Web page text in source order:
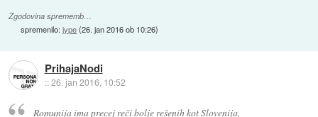
Zgodovina sprememb…
spremenilo:jype(26. jan 2016 ob 10:26)
PrihajaNodi
::26. jan 2016, 10:52
Romunija ima precej reči bolje rešenih kot Slovenija,